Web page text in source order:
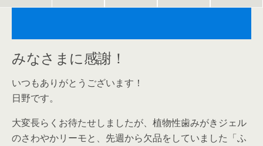
みなさまに感謝！
いつもありがとうございます！
日野です。
大変長らくお待たせしましたが、植物性歯みがきジェル
のさわやかリーモと、先週から欠品をしていました「ふ